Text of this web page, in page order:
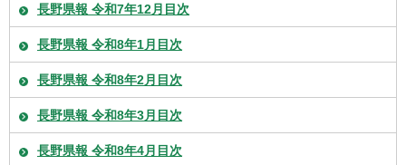
長野県報 令和7年12月目次
長野県報 令和8年1月目次
長野県報 令和8年2月目次
長野県報 令和8年3月目次
長野県報 令和8年4月目次